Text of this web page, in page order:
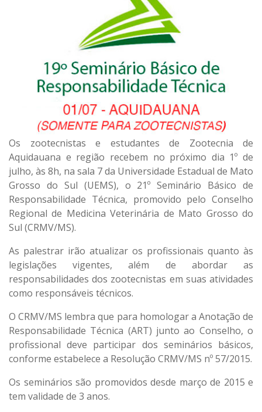
Os zootecnistas e estudantes de Zootecnia de
Aquidauana e região recebem no próximo dia 1º de
julho, às 8h, na sala 7 da Universidade Estadual de Mato
Grosso do Sul (UEMS), o 21º Seminário Básico de
Responsabilidade Técnica, promovido pelo Conselho
Regional de Medicina Veterinária de Mato Grosso do
Sul (CRMV/MS).
As palestrar irão atualizar os profissionais quanto às
legislações vigentes, além de abordar as
responsabilidades dos zootecnistas em suas atividades
como responsáveis técnicos.
O CRMV/MS lembra que para homologar a Anotação de
Responsabilidade Técnica (ART) junto ao Conselho, o
profissional deve participar dos seminários básicos,
conforme estabelece a Resolução CRMV/MS nº 57/2015.
Os seminários são promovidos desde março de 2015 e
tem validade de 3 anos.